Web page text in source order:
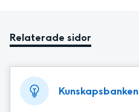
Relaterade sidor
Kunskapsbanken